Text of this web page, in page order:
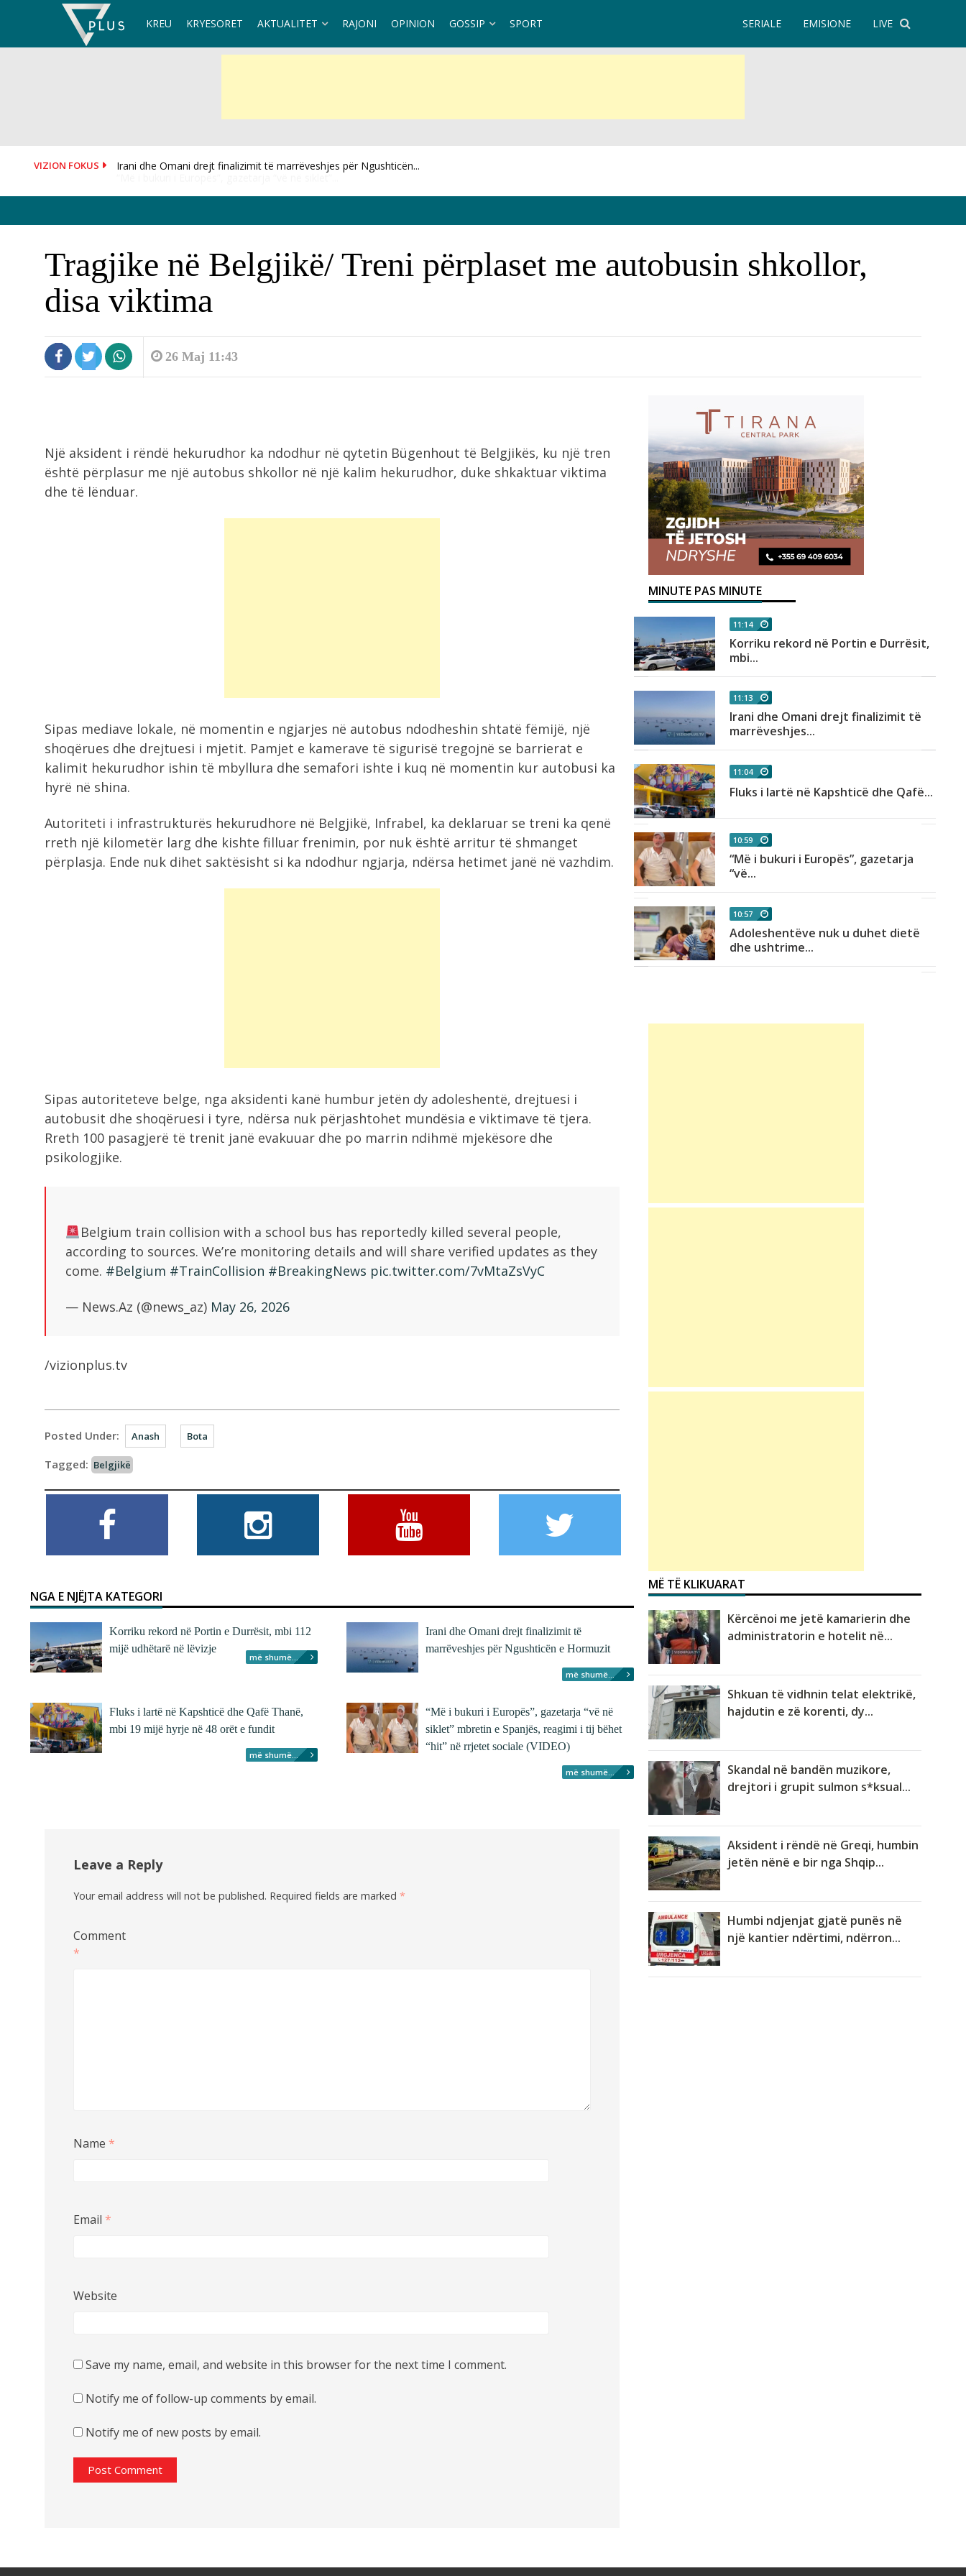
KREU KRYESORET AKTUALITET RAJONI OPINION GOSSIP SPORT LIVE
EMISIONE
SERIALE
VIZION FOKUS “Më i bukuri i Europës”, gazetarja “vë në siklet”...
Tragjike në Belgjikë/ Treni përplaset me autobusin shkollor,
disa viktima
26 Maj 11:43
Një aksident i rëndë hekurudhor ka ndodhur në qytetin Bügenhout të Belgjikës, ku një tren
është përplasur me një autobus shkollor në një kalim hekurudhor, duke shkaktuar viktima
dhe të lënduar.
Sipas mediave lokale, në momentin e ngjarjes në autobus ndodheshin shtatë fëmijë, një
shoqërues dhe drejtuesi i mjetit. Pamjet e kamerave të sigurisë tregojnë se barrierat e
kalimit hekurudhor ishin të mbyllura dhe semafori ishte i kuq në momentin kur autobusi ka
hyrë në shina.
Autoriteti i infrastrukturës hekurudhore në Belgjikë, Infrabel, ka deklaruar se treni ka qenë
rreth një kilometër larg dhe kishte filluar frenimin, por nuk është arritur të shmanget
përplasja. Ende nuk dihet saktësisht si ka ndodhur ngjarja, ndërsa hetimet janë në vazhdim.
Sipas autoriteteve belge, nga aksidenti kanë humbur jetën dy adoleshentë, drejtuesi i
autobusit dhe shoqëruesi i tyre, ndërsa nuk përjashtohet mundësia e viktimave të tjera.
Rreth 100 pasagjerë të trenit janë evakuuar dhe po marrin ndihmë mjekësore dhe
psikologjike.
Belgium train collision with a school bus has reportedly killed several people,
according to sources. We’re monitoring details and will share verified updates as they
come. #Belgium #TrainCollision #BreakingNews pic.twitter.com/7vMtaZsVyC
— News.Az (@news_az) May 26, 2026
/vizionplus.tv
Posted Under: Anash Bota
Tagged: Belgjikë
NGA E NJËJTA KATEGORI
Korriku rekord në Portin e Durrësit, mbi 112
mijë udhëtarë në lëvizje
më shumë...
Irani dhe Omani drejt finalizimit të
marrëveshjes për Ngushticën e Hormuzit
më shumë...
Fluks i lartë në Kapshticë dhe Qafë Thanë,
mbi 19 mijë hyrje në 48 orët e fundit
më shumë...
“Më i bukuri i Europës”, gazetarja “vë në
siklet” mbretin e Spanjës, reagimi i tij bëhet
“hit” në rrjetet sociale (VIDEO)
më shumë...
Leave a Reply
Your email address will not be published. Required fields are marked *
Comment
*
Name *
Email *
Website
Save my name, email, and website in this browser for the next time I comment.
Notify me of follow-up comments by email.
Notify me of new posts by email.
MINUTE PAS MINUTE
jetën...
9:28 I mituri 14 vjeç hap zjarr në...
9:27
Hapet një tjetër segment i Korridorit
Vijon operacioni për izolimin e vatrës
8:20
Horoskopi sot/ Yjet sjellin surpriza, ja
cilat...
8:08
Detaje/ 70-vjeçari humbi jetën pasi pa
8:00
Moti sot: Temperatura deri në 38°C,
11:14
Korriku rekord në Portin e Durrësit,
mbi...
11:13
Irani dhe Omani drejt finalizimit të
marrëveshjes...
11:04
Fluks i lartë në Kapshticë dhe Qafë...
10:59
“Më i bukuri i Europës”, gazetarja
“vë...
10:57
Adoleshentëve nuk u duhet dietë
dhe ushtrime...
MË TË KLIKUARAT
Kërcënoi me jetë kamarierin dhe
administratorin e hotelit në...
Shkuan të vidhnin telat elektrikë,
hajdutin e zë korenti, dy...
Skandal në bandën muzikore,
drejtori i grupit sulmon s*ksual...
Aksident i rëndë në Greqi, humbin
jetën nënë e bir nga Shqip...
Humbi ndjenjat gjatë punës në
një kantier ndërtimi, ndërron...